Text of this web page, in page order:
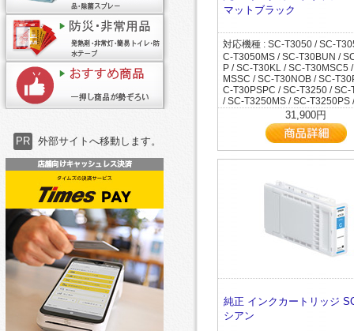
PR 外部サイトへ移動します。
PRC7 / SC-T3PRC8 / SC-
T5050C5 / SC-T5050H / SC-
5 / SC-T50MSC3 / SC-
T50MSSC / SC-T50PSPC /
SC-T5250C8 / SC-T5250C9 /
0D / SC-T5250DH / SC-
5250MS / SC-T5250PS / SC-
C-T5255C0 / SC-T5255D /
DH / SC-T5255H / SC-
525DC8 / SC-T525DC9 / SC-
S / SC-T52BUN / SC-T52C6 /
C7 / SC-T52DC6 / SC-
52DMC9 / SC-T52DMFP /
/ SC-T52MFC6 / SC-
SC-T52MRC6 / SC-T52MSC6
2MSC7 / SC-T52MSC8 / SC-
/ SC-T52MSSC / SC-T52R1 /
2 / SC-T52RC0 / SC-T52RC6
RC9 / SC-T5CRC8 / SC-
C-T5DMRC7 / SC-T5DMRC8
DMSC5 / SC-T5DMSSC /
/ SC-T5DRC8 / SC-T5DRC9 /
C-T5MRC8 / SC-T5MSRC /
0C5 / SC-T7050H / SC-
0PSPC / SC-T7250 / SC-
マットブラック
対応機種 : SC-T3050 / SC-
C-T3050MS / SC-T30BUN /
P / SC-T30KL / SC-T30MSC5
MSSC / SC-T30NOB / SC-
C-T30PSPC / SC-T3250 / SC-
/ SC-T3250MS / SC-T3250PS
255 / SC-T3255C0 / SC-
T3255PS / SC-T32ARC0 /
C0 / SC-T32BUN / SC-
32CRC0 / SC-T32KL / SC-
SC-T32MFC7 / SC-T32MFC8
2MSC8 / SC-T32MSC9 / SC-
C / SC-T32NOB / SC-
2R1 / SC-T32R2 / SC-
2RC9 / SC-T3CADC3 / SC-
SC-T3CADC6 / SC-
CADC8 / SC-T3CADC9 / SC-
/ SC-T3CRC8 / SC-
SC-T3MRC8 / SC-T3POPC3 /
SC-T3POPC8 / SC-T3POPC9
PRC7 / SC-T3PRC8 / SC-
T5050C5 / SC-T5050H / SC-
31,900円
純正 インクカートリッジ
シアン